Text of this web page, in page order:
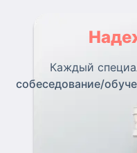
Каждый
собеседование/